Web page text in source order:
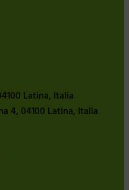
Latina, Italia
4, 04100 Latina, Italia